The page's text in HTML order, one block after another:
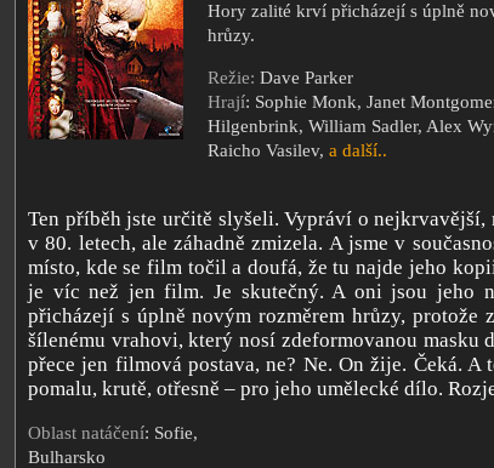
Hory zalité krví přicházejí s úplně
hrůzy.
Režie: Dave Parker
Hrají: Sophie Monk, Janet
Hilgenbrink, William Sadler, Alex
Raicho Vasilev, a další..
Ten příběh jste určitě slyšeli. Vypráví o
v 80. letech, ale záhadně zmizela. A jsme v
místo, kde se film točil a doufá, že tu najde jeho
je víc než jen film. Je skutečný. A oni jsou jeho
přicházejí s úplně novým rozměrem hrůzy, protože
šílenému vrahovi, který nosí zdeformovanou masku
přece jen filmová postava, ne? Ne. On žije. Čeká.
pomalu, krutě, otřesně – pro jeho umělecké dílo.
Oblast natáčení: Sofie,
Bulharsko